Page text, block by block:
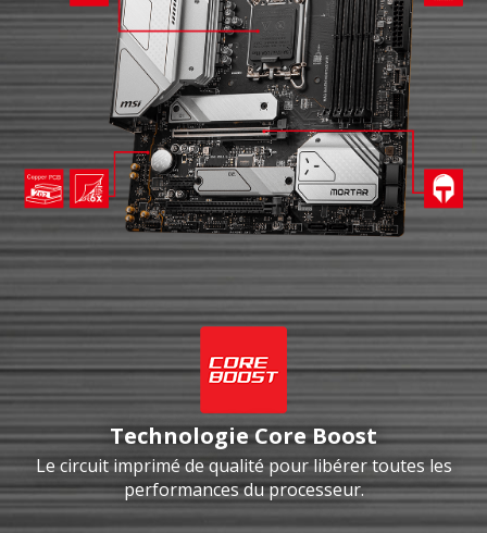
Technologie Core Boost
Le circuit imprimé de qualité pour libérer toutes les
performances du processeur.